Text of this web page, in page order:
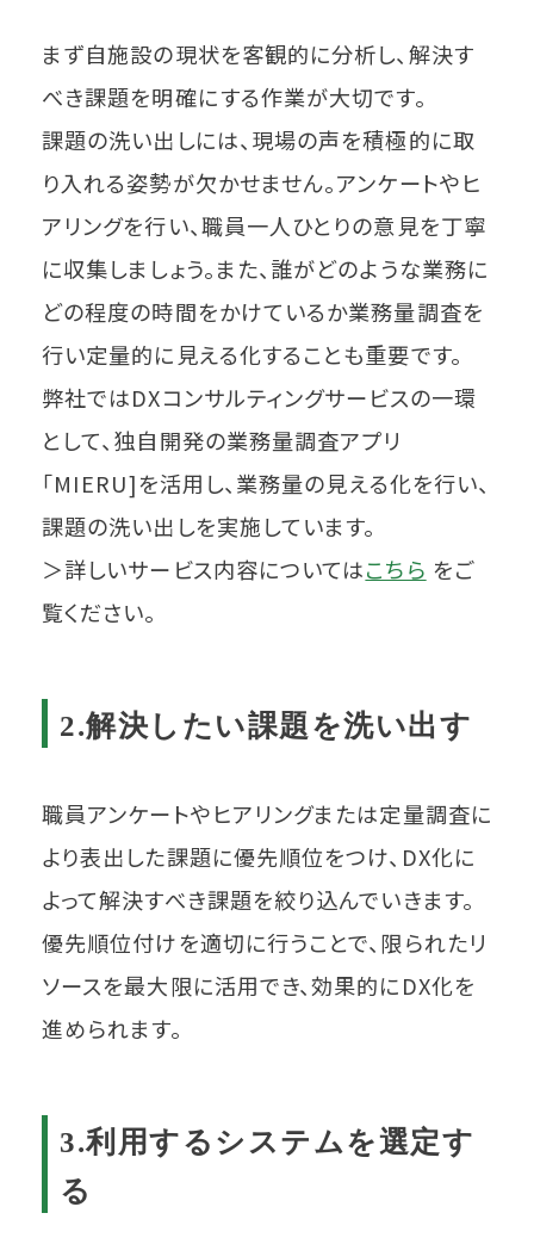
まず自施設の現状を客観的に分析し、解決す
べき課題を明確にする作業が大切です。
課題の洗い出しには、現場の声を積極的に取
り入れる姿勢が欠かせません。アンケートやヒ
アリングを行い、職員一人ひとりの意見を丁寧
に収集しましょう。また、誰がどのような業務に
どの程度の時間をかけているか業務量調査を
行い定量的に見える化することも重要です。
弊社ではDXコンサルティングサービスの一環
として、独自開発の業務量調査アプリ
「MIERU]を活用し、業務量の見える化を行い、
課題の洗い出しを実施しています。
＞詳しいサービス内容についてはこちら をご
覧ください。
2.解決したい課題を洗い出す
職員アンケートやヒアリングまたは定量調査に
より表出した課題に優先順位をつけ、DX化に
よって解決すべき課題を絞り込んでいきます。
優先順位付けを適切に行うことで、限られたリ
ソースを最大限に活用でき、効果的にDX化を
進められます。
3.利用するシステムを選定す
る